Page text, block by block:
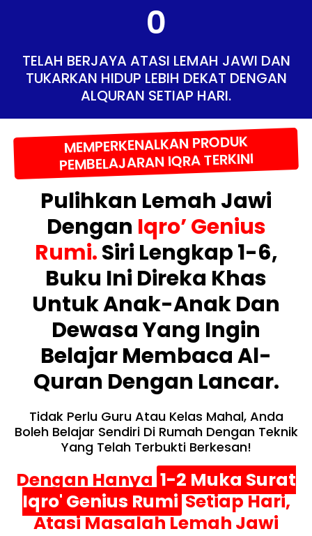
0
TELAH BERJAYA ATASI LEMAH JAWI DAN
TUKARKAN HIDUP LEBIH DEKAT DENGAN
ALQURAN SETIAP HARI.
MEMPERKENALKAN PRODUK
PEMBELAJARAN IQRA TERKINI
Pulihkan Lemah Jawi
Dengan Iqro’ Genius
Rumi.Siri Lengkap 1-6,
Buku Ini Direka Khas
Untuk Anak-Anak Dan
Dewasa Yang Ingin
Belajar Membaca Al-
Quran Dengan Lancar.
Tidak Perlu Guru Atau Kelas Mahal, Anda
Boleh Belajar Sendiri Di Rumah Dengan Teknik
Yang Telah Terbukti Berkesan!
Dengan Hanya 1-2 Muka Surat
Iqro' Genius RumiSetiap Hari,
Atasi Masalah Lemah Jawi